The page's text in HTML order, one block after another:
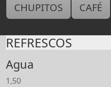
CHUPITOS
CAFÉ
REFRESCOS
Agua
1,50